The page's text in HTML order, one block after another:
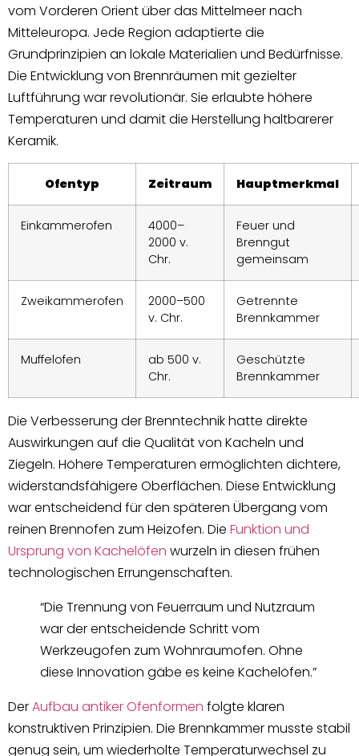
vom Vorderen Orient über das Mittelmeer nach
Mitteleuropa. Jede Region adaptierte die
Grundprinzipien an lokale Materialien und Bedürfnisse.
Die Entwicklung von Brennräumen mit gezielter
Luftführung war revolutionär. Sie erlaubte höhere
Temperaturen und damit die Herstellung haltbarerer
Keramik.
Ofentyp Zeitraum Hauptmerkmal
Einkammerofen
4000–
2000 v.
Chr.
Feuer und
Brenngut
gemeinsam
Zweikammerofen
2000–500
v. Chr.
Getrennte
Brennkammer
Muffelofen
ab 500 v.
Chr.
Geschützte
Brennkammer
Die Verbesserung der Brenntechnik hatte direkte
Auswirkungen auf die Qualität von Kacheln und
Ziegeln. Höhere Temperaturen ermöglichten dichtere,
widerstandsfähigere Oberflächen. Diese Entwicklung
war entscheidend für den späteren Übergang vom
reinen Brennofen zum Heizofen. Die Funktion und
Ursprung von Kachelöfen wurzeln in diesen frühen
technologischen Errungenschaften.
“Die Trennung von Feuerraum und Nutzraum
war der entscheidende Schritt vom
Werkzeugofen zum Wohnraumofen. Ohne
diese Innovation gäbe es keine Kachelöfen.”
DerAufbau antiker Ofenformen folgte klaren
konstruktiven Prinzipien. Die Brennkammer musste stabil
genug sein, um wiederholte Temperaturwechsel zu